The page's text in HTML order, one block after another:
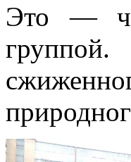
Это —